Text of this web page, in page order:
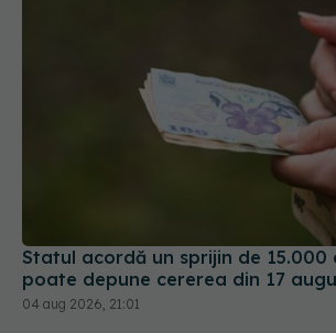
Statul acordă un sprijin de 15.000
poate depune cererea din 17
04 aug 2026, 21:01